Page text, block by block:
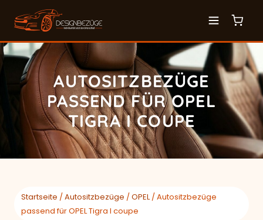
AUTOSITZBEZÜGE
PASSEND FÜR OPEL
TIGRA I COUPE
Startseite /Autositzbezüge /OPEL/ Autositzbezüge
passend für OPEL Tigra I coupe